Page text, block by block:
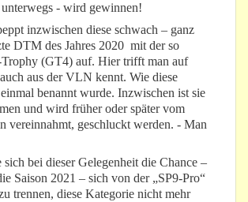
- wird gewinnen!
inzwischen diese schwach – ganz
DTM des Jahres 2020 mit der so
(GT4) auf. Hier trifft man auf
aus der VLN kennt. Wie diese
benannt wurde. Inzwischen ist sie
und wird früher oder später vom
vereinnahmt, geschluckt werden. - Man
bei dieser Gelegenheit die Chance –
Saison 2021 – sich von der „SP9-Pro“
trennen, diese Kategorie nicht mehr